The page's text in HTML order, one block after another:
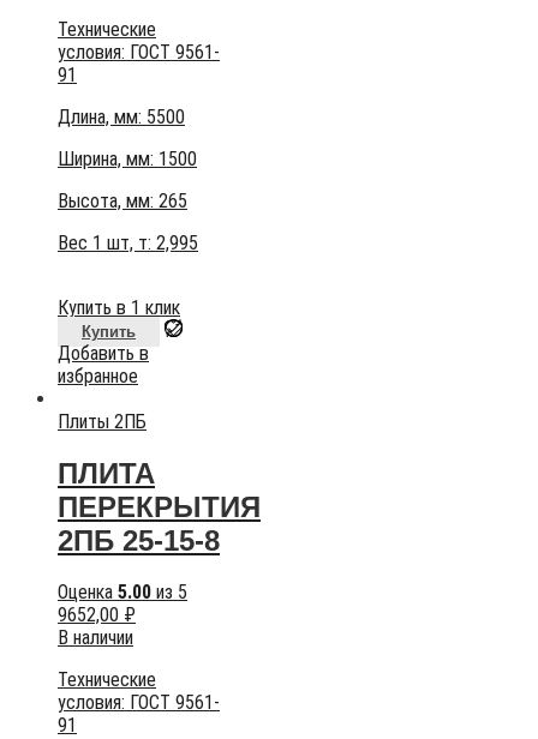
Технические
условия: ГОСТ 9561-
91
Длина, мм: 5500
Ширина, мм: 1500
Высота, мм: 265
Вес 1 шт, т: 2,995
Купить в 1 клик
Купить
Добавить в
избранное
Плиты 2ПБ
ПЛИТА
ПЕРЕКРЫТИЯ
2ПБ 25-15-8
Оценка 5.00 из 5
9652,00 ₽
В наличии
Технические
условия: ГОСТ 9561-
91